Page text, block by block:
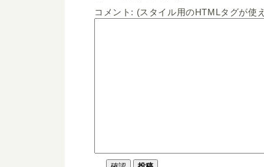
コメント: (スタイル用のHTMLタグが使